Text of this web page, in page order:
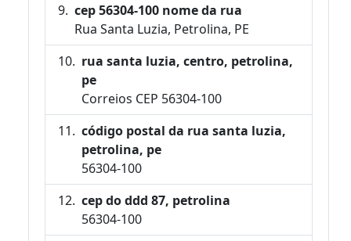
cep 56304-100 nome da rua
Rua Santa Luzia, Petrolina, PE
rua santa luzia, centro, petrolina,
pe
Correios CEP 56304-100
código postal da rua santa luzia,
petrolina, pe
56304-100
cep do ddd 87, petrolina
56304-100